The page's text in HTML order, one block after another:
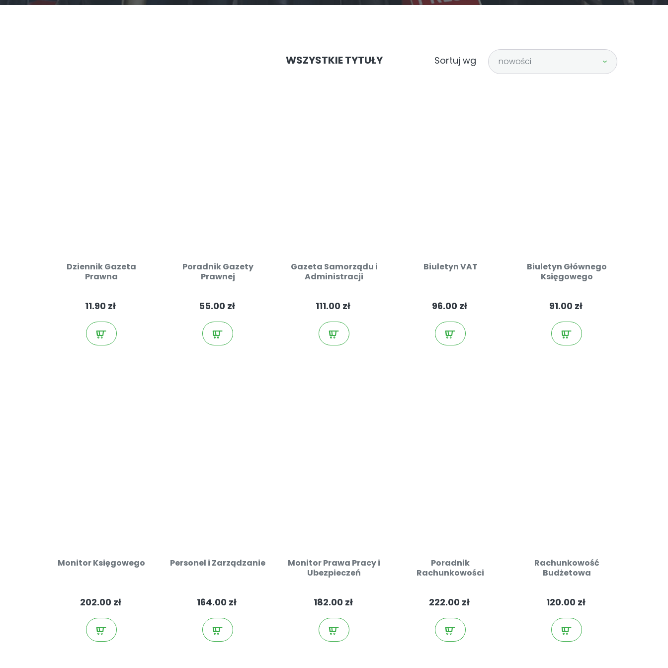
WSZYSTKIE TYTUŁY Sortuj wg nowości
Dziennik Gazeta
Prawna
11.90 zł
Poradnik Gazety
Prawnej
55.00 zł
Gazeta Samorządu i
Administracji
111.00 zł
Biuletyn VAT
96.00 zł
Biuletyn Głównego
Księgowego
91.00 zł
Monitor Księgowego
202.00 zł
Personel i Zarządzanie
164.00 zł
Monitor Prawa Pracy i
Ubezpieczeń
182.00 zł
Poradnik
Rachunkowości
222.00 zł
Rachunkowość
Budżetowa
120.00 zł